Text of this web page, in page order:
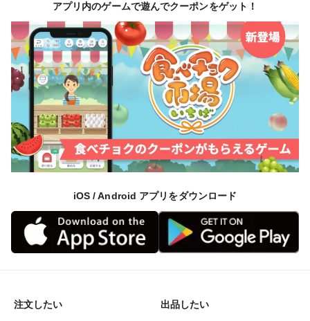
アプリ内のゲームで遊んでクーポンをゲット！
iOS / Android アプリをダウンロード
注文したい 出品したい